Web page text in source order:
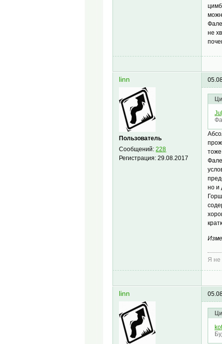
не
linn
Пользователь
Сообщений:228
Регистрация:29.08.2017
но и
Я не
linn